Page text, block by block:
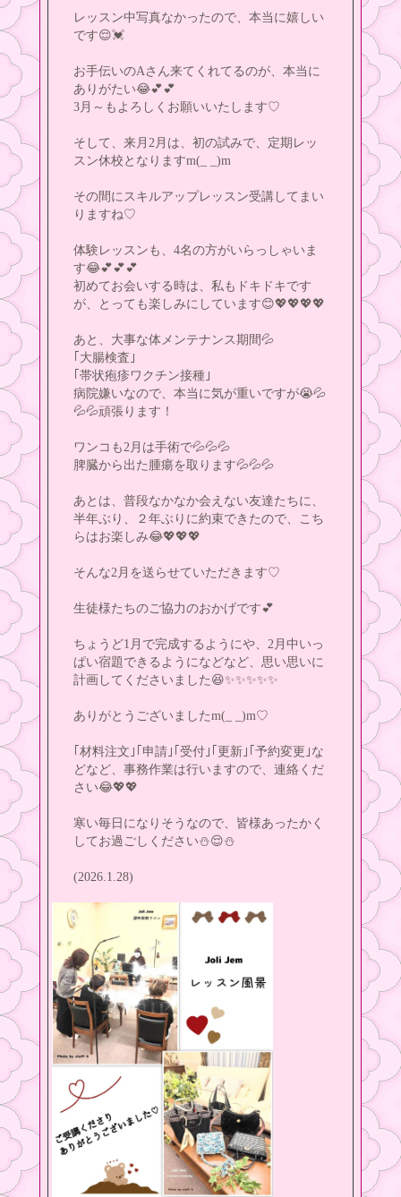
レッスン中写真なかったので、本当に嬉しい
です😌💓
お手伝いのAさん来てくれてるのが、本当に
ありがたい😂💕💕
3月～もよろしくお願いいたします♡
そして、来月2月は、初の試みで、定期レッ
スン休校となりますm(_ _)m
その間にスキルアップレッスン受講してまい
りますね♡
体験レッスンも、4名の方がいらっしゃいま
す😂💕💕💕
初めてお会いする時は、私もドキドキです
が、とっても楽しみにしています😊💖💖💖💖
あと、大事な体メンテナンス期間💦
｢大腸検査｣
｢帯状疱疹ワクチン接種｣
病院嫌いなので、本当に気が重いですが😭💦
💦💦頑張ります！
ワンコも2月は手術で💦💦💦
脾臓から出た腫瘍を取ります💦💦💦
あとは、普段なかなか会えない友達たちに、
半年ぶり、２年ぶりに約束できたので、こち
らはお楽しみ😂💖💖💖
そんな2月を送らせていただきます♡
生徒様たちのご協力のおかげです💕
ちょうど1月で完成するようにや、2月中いっ
ぱい宿題できるようになどなど、思い思いに
計画してくださいました😆✨✨✨✨✨
ありがとうございましたm(_ _)m♡
｢材料注文｣｢申請｣｢受付｣｢更新｣｢予約変更｣な
どなど、事務作業は行いますので、連絡くだ
さい😂💖💖
寒い毎日になりそうなので、皆様あったかく
してお過ごしください⛄️😌⛄️
(2026.1.28)